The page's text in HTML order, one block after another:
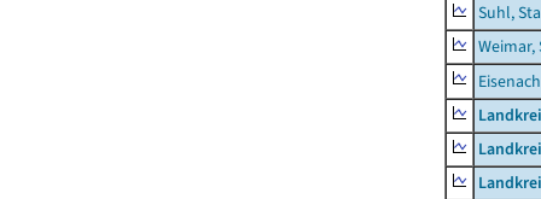
Suhl,
Weimar,